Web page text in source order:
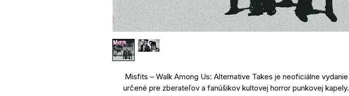
Misfits – Walk Among Us: Alternative Takes je neoficiálne vydanie
určené pre zberateľov a fanúšikov kultovej horror punkovej kapely.